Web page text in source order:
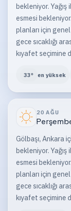
bekleniyor.
esmesi
planları için
gece sıcaklığı
kıyafet seçimine
33° en yüksek
20 AĞU
Gölbaşı, Ankara
bekleniyor.
esmesi
planları için
gece sıcaklığı
kıyafet seçimine